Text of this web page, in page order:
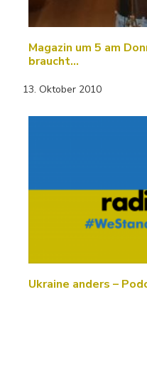
Magazin um 5 am
braucht…
13. Oktober 2010
Ukraine anders –